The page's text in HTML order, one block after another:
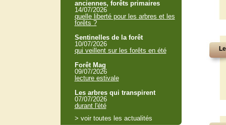
anciennes, forêts primaires
14/07/2026
quelle liberté pour les arbres et les
forêts ?
Sentinelles de la forêt
10/07/2026
qui veillent sur les forêts en été
Forêt Mag
09/07/2026
lecture estivale
Les arbres qui transpirent
07/07/2026
durant l'été
> voir toutes les actualités